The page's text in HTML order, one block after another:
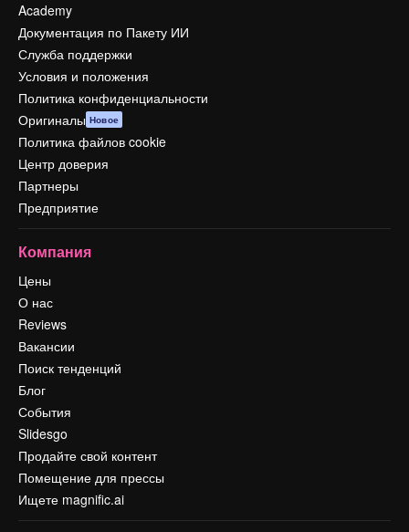
Academy
Документация по Пакету ИИ
Служба поддержки
Условия и положения
Политика конфиденциальности
Оригиналы Новое
Политика файлов cookie
Центр доверия
Партнеры
Предприятие
Компания
Цены
О нас
Reviews
Вакансии
Поиск тенденций
Блог
События
Slidesgo
Продайте свой контент
Помещение для прессы
Ищете magnific.ai